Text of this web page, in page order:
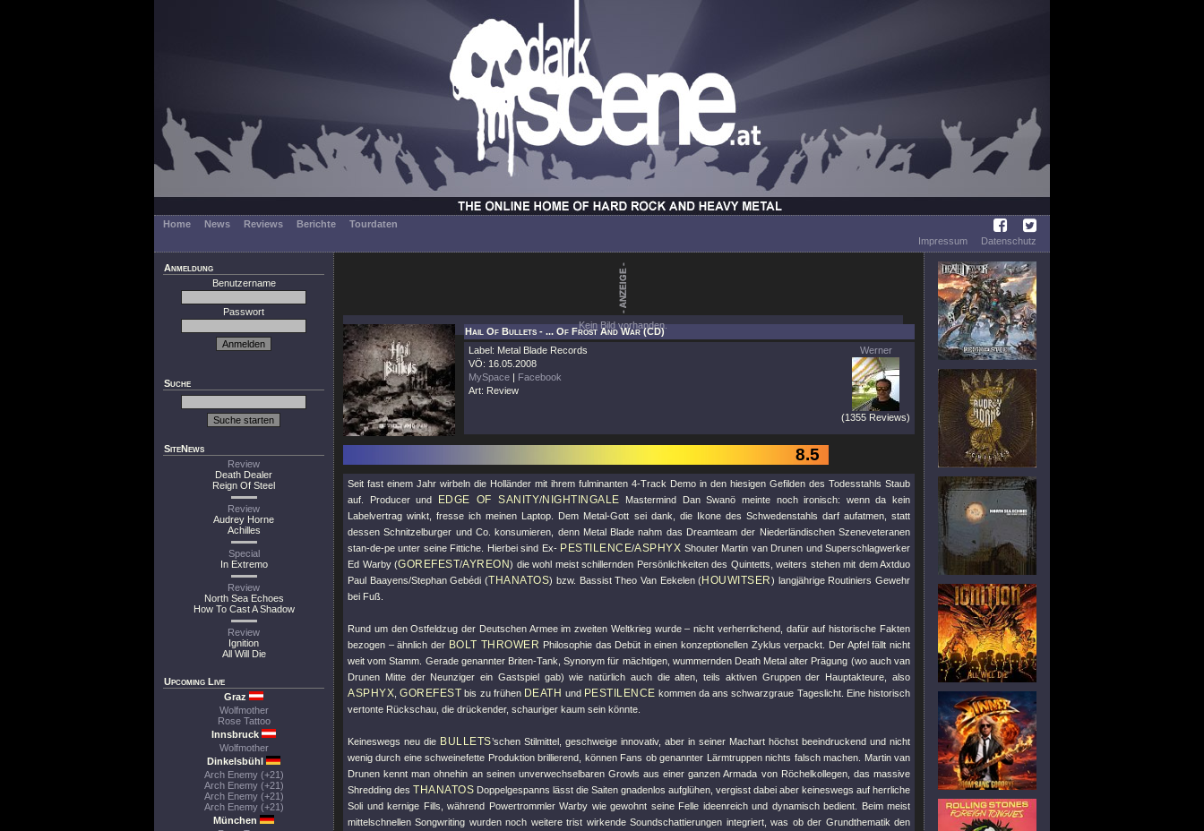
Home News Reviews Berichte
Tourdaten
Impressum
Datenschutz
Anmeldung
Benutzername
Passwort
Suche
SiteNews
Review
Death Dealer
Reign Of Steel
Review
Audrey Horne
Achilles
Special
In Extremo
Review
North Sea Echoes
How To Cast A Shadow
Review
Ignition
All Will Die
Upcoming Live
Graz
Wolfmother
Rose Tattoo
Innsbruck
Wolfmother
Dinkelsbühl
Arch Enemy (+21)
Arch Enemy (+21)
Arch Enemy (+21)
Arch Enemy (+21)
München
Kein Bild vorhanden.
Hail Of Bullets - ... Of Frost And War (CD)
Label: Metal Blade Records
VÖ: 16.05.2008
MySpace | Facebook
Art: Review
Werner
(1355 Reviews)
8.5
Seit fast einem Jahr wirbeln die Holländer mit ihrem fulminanten 4-Track Demo in den hiesigen Gefilden des Todesstahls Staub
auf. Producer und
EDGE OF SANITY/NIGHTINGALE Mastermind Dan Swanö meinte noch ironisch: wenn da kein
Labelvertrag winkt, fresse ich meinen Laptop. Dem Metal-Gott sei dank, die Ikone des Schwedenstahls darf aufatmen, statt
dessen Schnitzelburger und Co. konsumieren, denn Metal Blade nahm das Dreamteam der Niederländischen Szeneveteranen
stan-de-pe unter seine Fittiche. Hierbei sind Ex- PESTILENCE/ASPHYX Shouter Martin van Drunen und Superschlagwerker
Ed Warby (GOREFEST/AYREON) die wohl meist schillernden Persönlichkeiten des Quintetts, weiters stehen mit dem Axtduo
Paul Baayens/Stephan Gebédi (THANATOS) bzw. Bassist Theo Van Eekelen (HOUWITSER) langjährige Routiniers Gewehr
bei Fuß.
Rund um den Ostfeldzug der Deutschen Armee im zweiten Weltkrieg wurde – nicht verherrlichend, dafür auf historische Fakten
bezogen – ähnlich der BOLT THROWER Philosophie das Debüt in einen konzeptionellen Zyklus verpackt. Der Apfel fällt nicht
weit vom Stamm. Gerade genannter Briten-Tank, Synonym für mächtigen, wummernden Death Metal alter Prägung (wo auch van
Drunen Mitte der Neunziger ein Gastspiel gab) wie natürlich auch die alten, teils aktiven Gruppen der Hauptakteure, also
ASPHYX ,GOREFEST bis zu frühen DEATH und PESTILENCE kommen da ans schwarzgraue Tageslicht. Eine historisch
vertonte Rückschau, die drückender, schauriger kaum sein könnte.
Keineswegs neu die BULLETS’schen Stilmittel, geschweige innovativ, aber in seiner Machart höchst beeindruckend und nicht
wenig durch eine schweinefette Produktion brillierend, können Fans ob genannter Lärmtruppen nichts falsch machen. Martin van
Drunen kennt man ohnehin an seinen unverwechselbaren Growls aus einer ganzen Armada von Röchelkollegen, das massive
Shredding des THANATOS Doppelgespanns lässt die Saiten gnadenlos aufglühen, vergisst dabei aber keineswegs auf herrliche
Soli und kernige Fills, während Powertrommler Warby wie gewohnt seine Felle ideenreich und dynamisch bedient. Beim meist
mittelschnellen Songwriting wurden noch weitere trist wirkende Soundschattierungen integriert, was ob der Grundthematik den